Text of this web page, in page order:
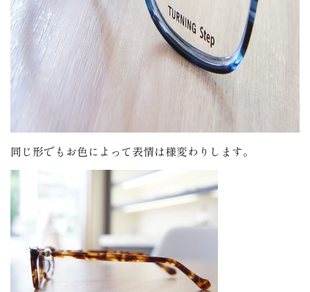
同じ形でもお色によって表情は様変わりします。